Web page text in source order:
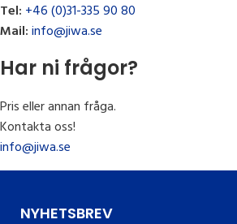
Tel: +46 (0)31-335 90 80
Mail:info@jiwa.se
Har ni frågor?
Pris eller annan fråga.
Kontakta oss!
info@jiwa.se
NYHETSBREV